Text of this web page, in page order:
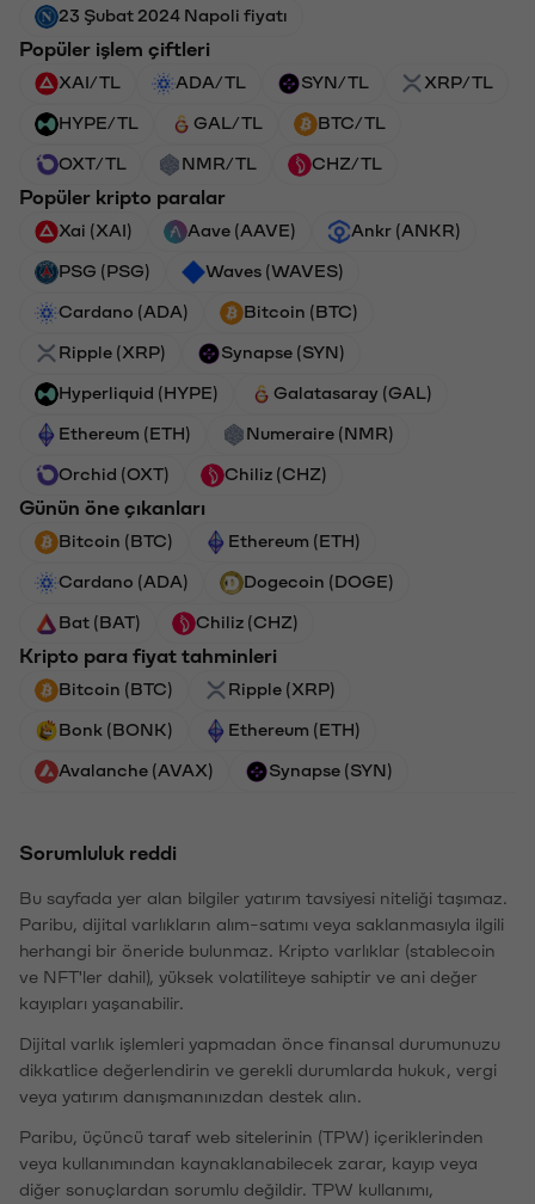
23 Şubat 2024 Napoli fiyatı
Popüler işlem çiftleri
XAI/TL ADA/TL SYN/TL XRP/TL
HYPE/TL GAL/TL BTC/TL
OXT/TL NMR/TL CHZ/TL
Popüler kripto paralar
Xai (XAI) Aave (AAVE) Ankr (ANKR)
PSG (PSG) Waves (WAVES)
Cardano (ADA) Bitcoin (BTC)
Ripple (XRP) Synapse (SYN)
Hyperliquid (HYPE) Galatasaray (GAL)
Ethereum (ETH) Numeraire (NMR)
Orchid (OXT) Chiliz (CHZ)
Günün öne çıkanları
Bitcoin (BTC) Ethereum (ETH)
Cardano (ADA) Dogecoin (DOGE)
Bat (BAT) Chiliz (CHZ)
Kripto para fiyat tahminleri
Bitcoin (BTC) Ripple (XRP)
Bonk (BONK) Ethereum (ETH)
Avalanche (AVAX) Synapse (SYN)
Sorumluluk reddi
Bu sayfada yer alan bilgiler yatırım tavsiyesi niteliği taşımaz.
Paribu, dijital varlıkların alım-satımı veya saklanmasıyla ilgili
herhangi bir öneride bulunmaz. Kripto varlıklar (stablecoin
ve NFT'ler dahil), yüksek volatiliteye sahiptir ve ani değer
kayıpları yaşanabilir.
Dijital varlık işlemleri yapmadan önce finansal durumunuzu
dikkatlice değerlendirin ve gerekli durumlarda hukuk, vergi
veya yatırım danışmanınızdan destek alın.
Paribu, üçüncü taraf web sitelerinin (TPW) içeriklerinden
veya kullanımından kaynaklanabilecek zarar, kayıp veya
diğer sonuçlardan sorumlu değildir. TPW kullanımı,